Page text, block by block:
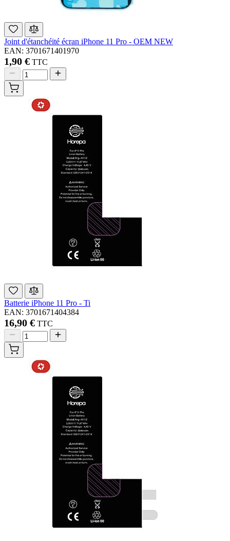
Joint d'étanchéité écran iPhone 11 Pro - OEM NEW
EAN: 3701671401970
1,90 € TTC
Batterie iPhone 11 Pro - Ti
EAN: 3701671404384
16,90 € TTC